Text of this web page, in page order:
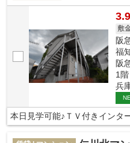
敷
阪
福
阪
1
兵
本日見学可能♪ＴＶ付きインタ